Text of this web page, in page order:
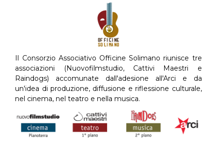
Il Consorzio Associativo Officine Solimano riunisce tre
associazioni (Nuovofilmstudio, Cattivi Maestri e
Raindogs) accomunate dall'adesione all'Arci e da
un'idea di produzione, diffusione e riflessione culturale,
nel cinema, nel teatro e nella musica.